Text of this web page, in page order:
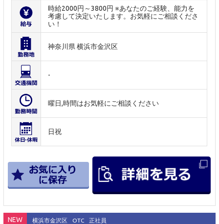
時給2000円～3800円 ※あなたのご経験、能力を
考慮して決定いたします。お気軽にご相談くださ
い！
神奈川県 横浜市金沢区
-
曜日,時間はお気軽にご相談ください
日祝
NEW 横浜市金沢区 OTC 正社員